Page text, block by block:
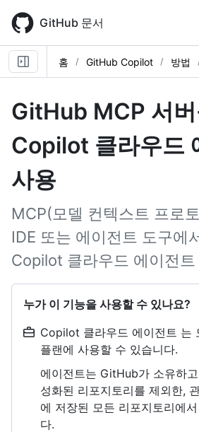
main
content
GitHub 문서
홈 GitHub Copilot 방법
GitHub MCP 서
Copilot 클라우드
사용
MCP(모델 컨텍스트 프로
IDE 또는 에이전트 도구에
Copilot 클라우드 에이전트
누가 이 기능을 사용할 수 있나요?
Copilot 클라우드 에이전트 는
플랜에 사용할 수 있습니다.
에이전트는 GitHub가 소유하
성화된 리포지토리를 제외한,
에 저장된 모든 리포지토리에
다.